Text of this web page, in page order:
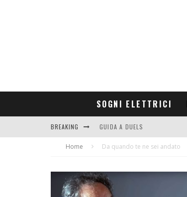
SOGNI ELETTRICI
BREAKING GUIDA A DUELS
CONTRIBUTORS
Home Da quando te ne sei andato